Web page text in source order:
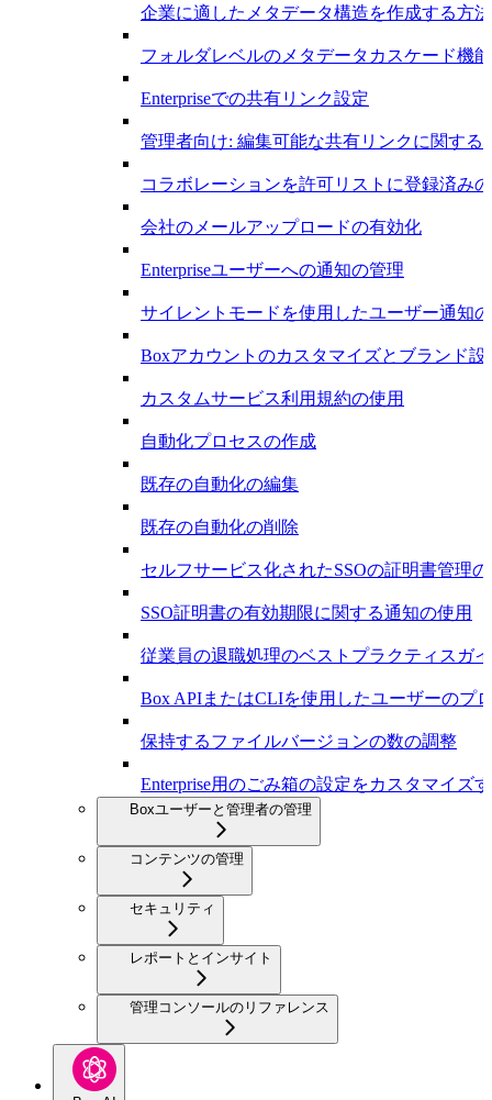
企業に適したメタデータ構造を作成する方法
フォルダレベルのメタデータカスケード機
Enterpriseでの共有リンク設定
管理者向け: 編集可能な共有リンクに関する
コラボレーションを許可リストに登録済み
会社のメールアップロードの有効化
Enterpriseユーザーへの通知の管理
サイレントモードを使用したユーザー通知の
Boxアカウントのカスタマイズとブランド設
カスタムサービス利用規約の使用
自動化プロセスの作成
既存の自動化の編集
既存の自動化の削除
セルフサービス化されたSSOの証明書管理
SSO証明書の有効期限に関する通知の使用
従業員の退職処理のベストプラクティスガ
Box APIまたはCLIを使用したユーザーのプ
保持するファイルバージョンの数の調整
Enterprise用のごみ箱の設定をカスタマイズ
Boxユーザーと管理者の管理
コンテンツの管理
セキュリティ
レポートとインサイト
管理コンソールのリファレンス